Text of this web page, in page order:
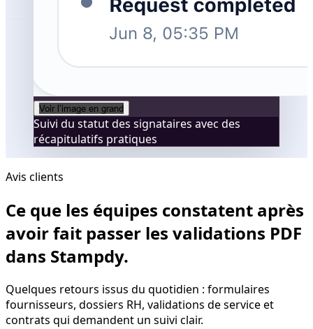
Voir l’image en grand
Suivi du statut des signataires avec des
récapitulatifs pratiques
Avis clients
Ce que les équipes constatent après
avoir fait passer les validations PDF
dans Stampdy.
Quelques retours issus du quotidien : formulaires
fournisseurs, dossiers RH, validations de service et
contrats qui demandent un suivi clair.